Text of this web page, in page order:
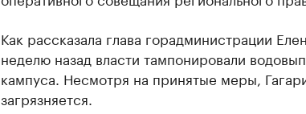
Как рассказала глава горадминистрации
неделю назад власти тампонировали
кампуса. Несмотря на принятые меры,
загрязняется.